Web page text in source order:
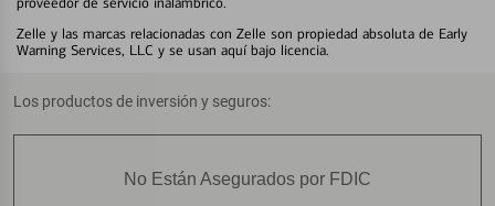
Zelle y las marcas relacionadas con Zelle son propiedad absoluta de Early
Warning Services, LLC y se usan aquí bajo licencia.
Los productos de inversión y seguros:
No Están Asegurados por FDIC